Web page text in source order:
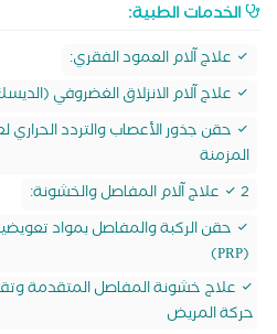
الخدمات الطبية:
علاج آلام العمود الفقري:
علاج آلام الانزلاق الغضروفي
حقن جذور الأعصاب والتردد الحراري
المزمنة
2 علاج آلام المفاصل والخشونة:
حقن الركبة والمفاصل بمواد
(PRP)
علاج خشونة المفاصل المتقدمة
حركة المريض